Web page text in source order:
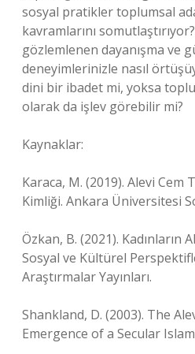
sosyal pratikler toplumsal
kavramlarını
gözlemlenen dayanışma ve
deneyimlerinizle nasıl
dini bir ibadet mi, yoksa
olarak da işlev görebilir mi?
Kaynaklar:
Karaca, M. (2019). Alevi Cem
Kimliği. Ankara Üniversitesi
Özkan, B. (2021). Kadınların
Sosyal ve Kültürel
Araştırmalar Yayınları.
Shankland, D. (2003). The
Emergence of a Secular